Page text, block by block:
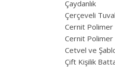
Çaydanlık
Çerçeveli
Cernit Polimer
Cernit Polimer
Cetvel ve
Çift Kişilik